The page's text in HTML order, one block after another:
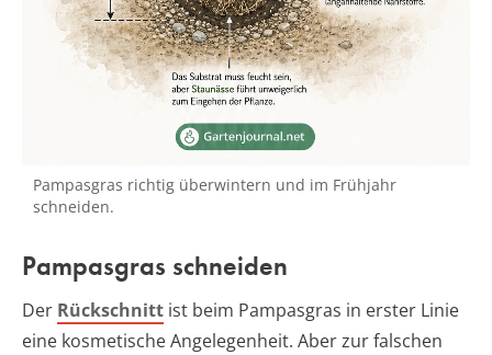
Pampasgras richtig überwintern und im Frühjahr
schneiden.
Pampasgras schneiden
Der Rückschnitt ist beim Pampasgras in erster Linie
eine kosmetische Angelegenheit. Aber zur falschen